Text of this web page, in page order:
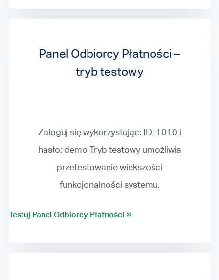
Panel Odbiorcy Płatności –
tryb testowy
Zaloguj się wykorzystując: ID: 1010 i
hasło: demo Tryb testowy umożliwia
przetestowanie większości
funkcjonalności systemu.
Testuj Panel Odbiorcy Płatności